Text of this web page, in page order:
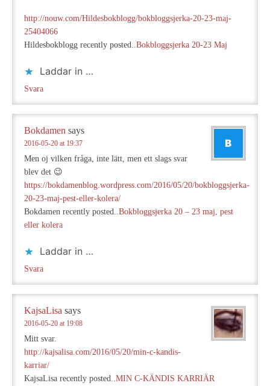
http://nouw.com/Hildesbokblogg/bokbloggsjerka-20-23-maj-
25404066
Hildesbokblogg recently posted..Bokbloggsjerka 20-23 Maj
Laddar in …
Svara
Bokdamen says
2016-05-20 at 19:37
Men oj vilken fråga, inte lätt, men ett slags svar
blev det 😉
https://bokdamenblog.wordpress.com/2016/05/20/bokbloggsjerka-
20-23-maj-pest-eller-kolera/
Bokdamen recently posted..Bokbloggsjerka 20 – 23 maj, pest
eller kolera
Laddar in …
Svara
KajsaLisa says
2016-05-20 at 19:08
Mitt svar.
http://kajsalisa.com/2016/05/20/min-c-kandis-
karriar/
KajsaLisa recently posted..MIN C-KÄNDIS KARRIÄR